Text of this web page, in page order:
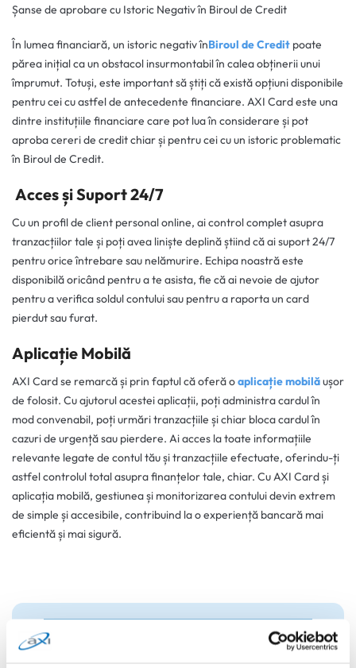
Șanse de aprobare cu Istoric Negativ în Biroul de Credit
În lumea financiară, un istoric negativ înBiroul de Credit poate
părea inițial ca un obstacol insurmontabil în calea obținerii unui
împrumut. Totuși, este important să știți că există opțiuni disponibile
pentru cei cu astfel de antecedente financiare. AXI Card este una
dintre instituțiile financiare care pot lua în considerare și pot
aproba cereri de credit chiar și pentru cei cu un istoric problematic
în Biroul de Credit.
Acces și Suport 24/7
Cu un profil de client personal online, ai control complet asupra
tranzacțiilor tale și poți avea liniște deplină știind că ai suport 24/7
pentru orice întrebare sau nelămurire. Echipa noastră este
disponibilă oricând pentru a te asista, fie că ai nevoie de ajutor
pentru a verifica soldul contului sau pentru a raporta un card
pierdut sau furat.
Aplicație Mobilă
AXI Card se remarcă și prin faptul că oferă oaplicație mobilăușor
de folosit. Cu ajutorul acestei aplicații, poți administra cardul în
mod convenabil, poți urmări tranzacțiile și chiar bloca cardul în
cazuri de urgență sau pierdere. Ai acces la toate informațiile
relevante legate de contul tău și tranzacțiile efectuate, oferindu-ți
astfel controlul total asupra finanțelor tale, chiar. Cu AXI Card și
aplicația mobilă, gestiunea și monitorizarea contului devin extrem
de simple și accesibile, contribuind la o experiență bancară mai
eficientă și mai sigură.